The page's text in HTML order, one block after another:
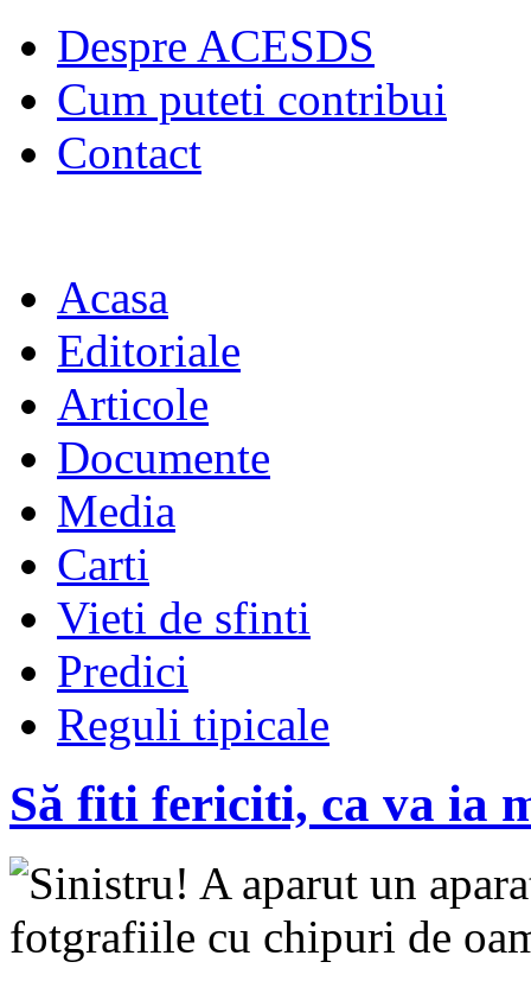
Despre ACESDS
Cum puteti contribui
Contact
Acasa
Editoriale
Articole
Documente
Media
Carti
Vieti de sfinti
Predici
Reguli tipicale
Să fiti fericiti, ca va ia
Sinistru! A aparut un
fotgrafiile cu chipuri de